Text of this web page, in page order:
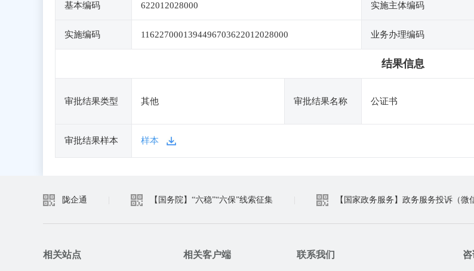
基本编码 622012028000 实施主体编码
实施编码 1162270001394496703622012028000 业务办理编码
结果信息
审批结果类型 其他 审批结果名称 公证书
审批结果样本 样本
陇企通 【国务院】“六稳”“六保”线索征集 【国家政务服务】政务服务投诉（微
相关站点 相关客户端 联系我们